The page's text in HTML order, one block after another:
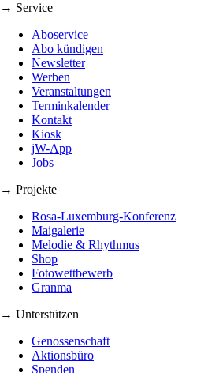
→ Service
Aboservice
Abo kündigen
Newsletter
Werben
Veranstaltungen
Terminkalender
Kontakt
Kiosk
jW-App
Jobs
→ Projekte
Rosa-Luxemburg-Konferenz
Maigalerie
Melodie & Rhythmus
Shop
Fotowettbewerb
Granma
→ Unterstützen
Genossenschaft
Aktionsbüro
Spenden